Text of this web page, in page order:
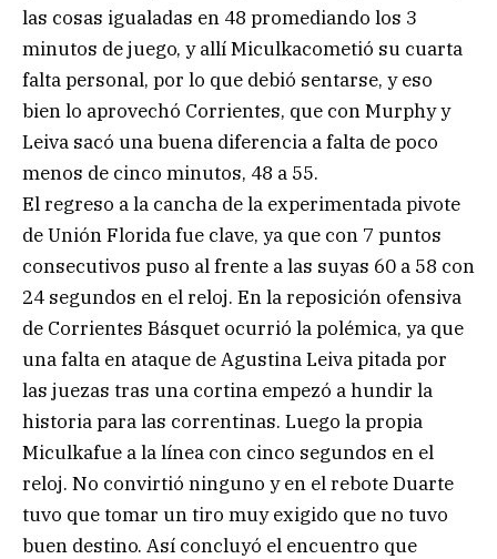
las cosas igualadas en 48 promediando los 3
minutos de juego, y allí Miculkacometió su cuarta
falta personal, por lo que debió sentarse, y eso
bien lo aprovechó Corrientes, que con Murphy y
Leiva sacó una buena diferencia a falta de poco
menos de cinco minutos, 48 a 55.
El regreso a la cancha de la experimentada pivote
de Unión Florida fue clave, ya que con 7 puntos
consecutivos puso al frente a las suyas 60 a 58 con
24 segundos en el reloj. En la reposición ofensiva
de Corrientes Básquet ocurrió la polémica, ya que
una falta en ataque de Agustina Leiva pitada por
las juezas tras una cortina empezó a hundir la
historia para las correntinas. Luego la propia
Miculkafue a la línea con cinco segundos en el
reloj. No convirtió ninguno y en el rebote Duarte
tuvo que tomar un tiro muy exigido que no tuvo
buen destino. Así concluyó el encuentro que